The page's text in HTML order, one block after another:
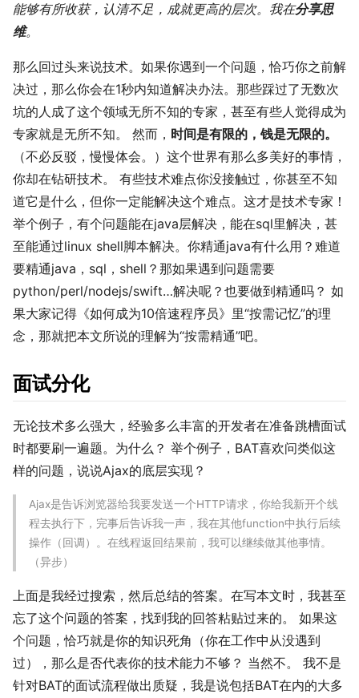
能够有所收获，认清不足，成就更高的层次。我在分享思
维。
那么回过头来说技术。如果你遇到一个问题，恰巧你之前解
决过，那么你会在1秒内知道解决办法。那些踩过了无数次
坑的人成了这个领域无所不知的专家，甚至有些人觉得成为
专家就是无所不知。 然而， 时间是有限的，钱是无限的。
（不必反驳，慢慢体会。）这个世界有那么多美好的事情，
你却在钻研技术。 有些技术难点你没接触过，你甚至不知
道它是什么，但你一定能解决这个难点。这才是技术专家！
举个例子，有个问题能在java层解决，能在sql里解决，甚
至能通过linux shell脚本解决。你精通java有什么用？难道
要精通java，sql，shell？那如果遇到问题需要
python/perl/nodejs/swift…解决呢？也要做到精通吗？ 如
果大家记得《如何成为10倍速程序员》里“按需记忆”的理
念，那就把本文所说的理解为“按需精通”吧。
面试分化
无论技术多么强大，经验多么丰富的开发者在准备跳槽面试
时都要刷一遍题。为什么？ 举个例子，BAT喜欢问类似这
样的问题，说说Ajax的底层实现？
Ajax是告诉浏览器给我要发送一个HTTP请求，你给我新开个线
程去执行下，完事后告诉我一声，我在其他function中执行后续
操作（回调）。在线程返回结果前，我可以继续做其他事情。
（异步）
上面是我经过搜索，然后总结的答案。在写本文时，我甚至
忘了这个问题的答案，找到我的回答粘贴过来的。 如果这
个问题，恰巧就是你的知识死角（你在工作中从没遇到
过），那么是否代表你的技术能力不够？ 当然不。 我不是
针对BAT的面试流程做出质疑，我是说包括BAT在内的大多